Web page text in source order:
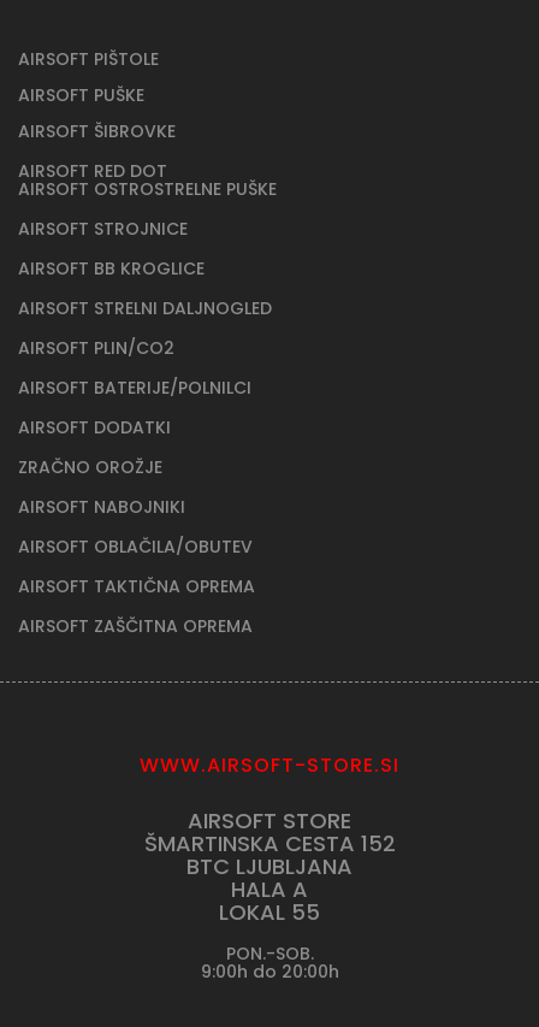
AIRSOFT PIŠTOLE
AIRSOFT PUŠKE
AIRSOFT ŠIBROVKE
AIRSOFT RED DOT
AIRSOFT OSTROSTRELNE PUŠKE
AIRSOFT STROJNICE
AIRSOFT BB KROGLICE
AIRSOFT STRELNI DALJNOGLED
AIRSOFT PLIN/CO2
AIRSOFT BATERIJE/POLNILCI
AIRSOFT DODATKI
ZRAČNO OROŽJE
AIRSOFT NABOJNIKI
AIRSOFT OBLAČILA/OBUTEV
AIRSOFT TAKTIČNA OPREMA
AIRSOFT ZAŠČITNA OPREMA
WWW.AIRSOFT-STORE.SI
AIRSOFT STORE
ŠMARTINSKA CESTA 152
BTC LJUBLJANA
HALA A
LOKAL 55
PON.-SOB.
9:00h do 20:00h